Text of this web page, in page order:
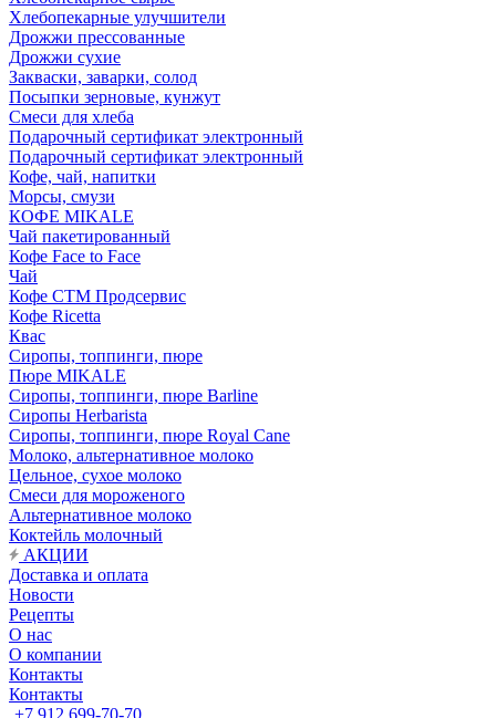
Хлебопекарные улучшители
Дрожжи прессованные
Дрожжи сухие
Закваски, заварки, солод
Посыпки зерновые, кунжут
Смеси для хлеба
Подарочный сертификат электронный
Подарочный сертификат электронный
Кофе, чай, напитки
Морсы, смузи
КОФЕ MIKALE
Чай пакетированный
Кофе Face to Face
Чай
Кофе СТМ Продсервис
Кофе Ricetta
Квас
Сиропы, топпинги, пюре
Пюре MIKALE
Сиропы, топпинги, пюре Barline
Сиропы Herbarista
Сиропы, топпинги, пюре Royal Cane
Молоко, альтернативное молоко
Цельное, сухое молоко
Смеси для мороженого
Альтернативное молоко
Коктейль молочный
АКЦИИ
Доставка и оплата
Новости
Рецепты
О нас
О компании
Контакты
Контакты
+7 912 699-70-70